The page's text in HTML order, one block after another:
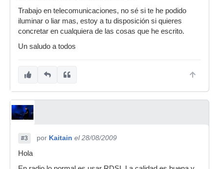
Trabajo en telecomunicaciones, no sé si te he podido
iluminar o liar mas, estoy a tu disposición si quieres
concretar en cualquiera de las cosas que he escrito.
Un saludo a todos
#3 por Kaitain el 28/08/2009
Hola